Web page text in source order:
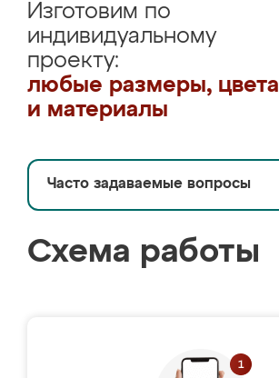
Изготовим по
индивидуальному
проекту:
любые размеры, цвета
и материалы
Часто задаваемые вопросы
Схема работы